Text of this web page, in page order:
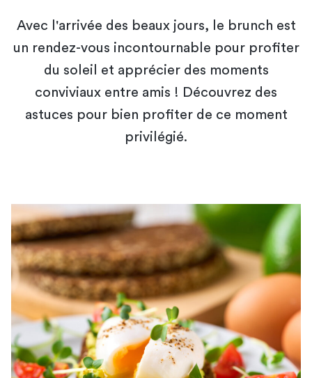
Avec l'arrivée des beaux jours, le brunch est
un rendez-vous incontournable pour profiter
du soleil et apprécier des moments
conviviaux entre amis ! Découvrez des
astuces pour bien profiter de ce moment
privilégié.